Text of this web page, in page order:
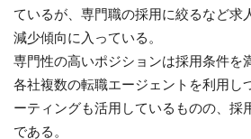
ているが、専門職の採用に絞るなど求
減少傾向に入っている。
専門性の高いポジションは採用条件を
各社複数の転職エージェントを利用し
ーティングも活用しているものの、採
である。